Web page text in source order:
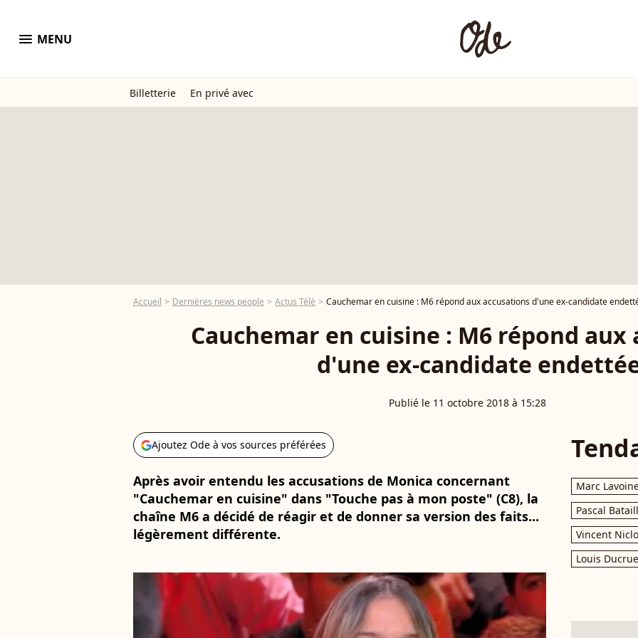
menu MENU
Billetterie En privé avec
Accueil Dernières news people Actus Télé Cauchemar en cuisine : M6 répond aux accusations d'une ex-candidate
Cauchemar en cuisine : M6 répond aux
d'une ex-candidate
Publié le 11 octobre 2018 à 15:28
Ajoutez Ode à vos sources préférées
Après avoir entendu les accusations de Monica concernant
"Cauchemar en cuisine" dans "Touche pas à mon poste" (C8), la
chaîne M6 a décidé de réagir et de donner sa version des faits...
légèrement différente.
Marc
Pascal
Vincent Niclo
Louis